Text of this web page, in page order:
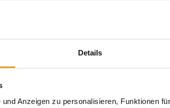
Details
Anzeigen zu personalisieren, Funktionen